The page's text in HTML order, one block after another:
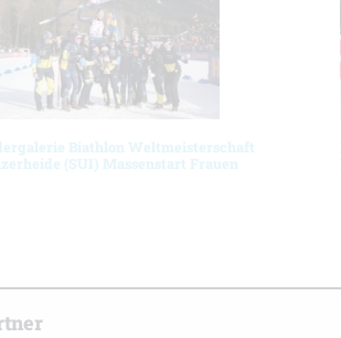
Biathlon Weltmeisterschaft
(SUI) Massenstart Frauen